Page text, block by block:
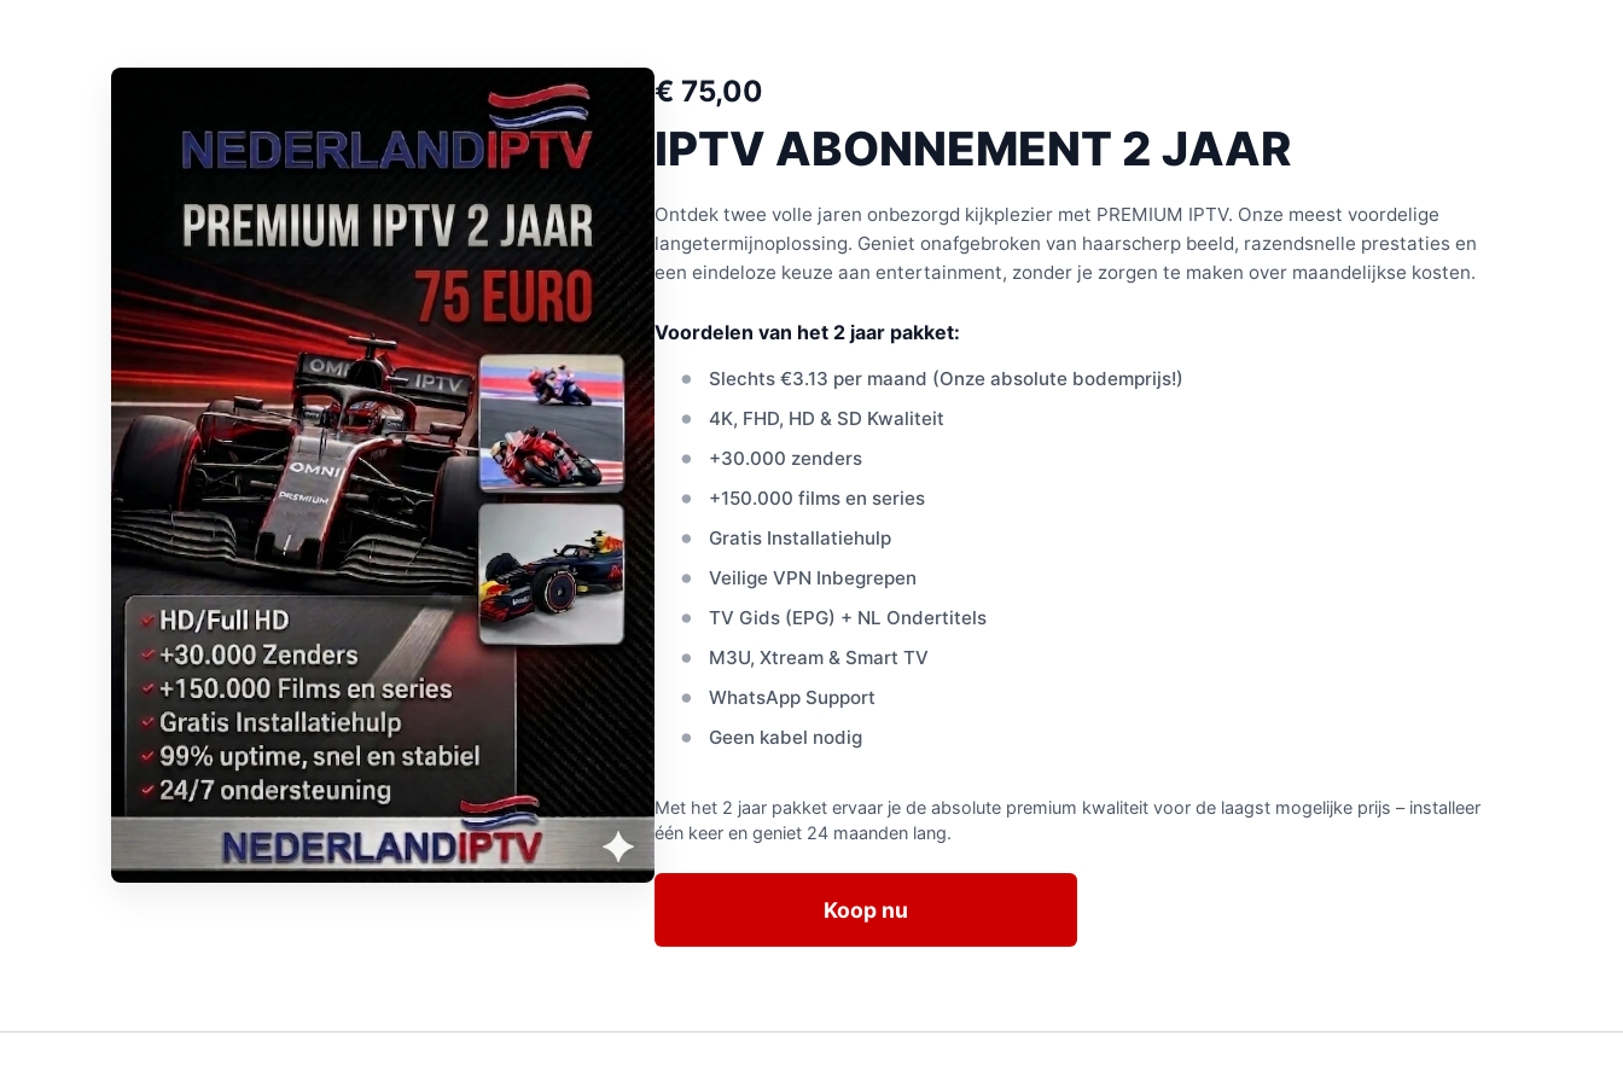
€ 75,00
IPTV ABONNEMENT 2 JAAR
Ontdek twee volle jaren onbezorgd kijkplezier met PREMIUM IPTV. Onze meest voordelige
langetermijnoplossing. Geniet onafgebroken van haarscherp beeld, razendsnelle prestaties en
een eindeloze keuze aan entertainment, zonder je zorgen te maken over maandelijkse kosten.
Voordelen van het 2 jaar pakket:
Slechts €3.13 per maand (Onze absolute bodemprijs!)
4K, FHD, HD & SD Kwaliteit
+30.000 zenders
+150.000 films en series
Gratis Installatiehulp
Veilige VPN Inbegrepen
TV Gids (EPG) + NL Ondertitels
M3U, Xtream & Smart TV
WhatsApp Support
Geen kabel nodig
Met het 2 jaar pakket ervaar je de absolute premium kwaliteit voor de laagst mogelijke prijs – installeer
één keer en geniet 24 maanden lang.
Koop nu